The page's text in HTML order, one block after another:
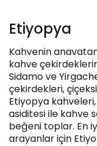
Etiyopya
Kahvenin
kahve
Sidamo ve
çekirdekleri,
Etiyopya
asiditesi ile kahve
beğeni toplar. En
arayanlar için